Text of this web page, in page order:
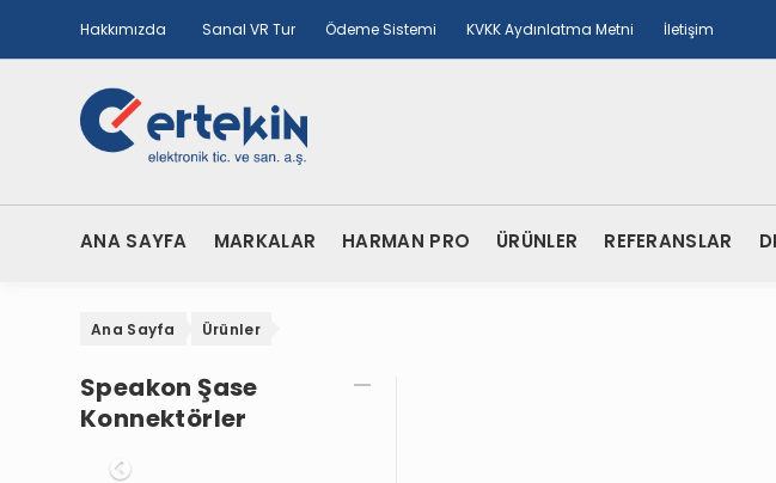
Hakkımızda Sanal VR Tur Ödeme Sistemi KVKK Aydınlatma Metni İletişim
ANA SAYFA MARKALAR HARMAN PRO ÜRÜNLER REFERANSLAR
Onceki
Ana Sayfa Ürünler
Speakon Şase
Konnektörler